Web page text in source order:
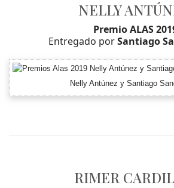
NELLY
Premio ALAS
Entregado porSantiago
Nelly Antúnez y Santiago
RIMER